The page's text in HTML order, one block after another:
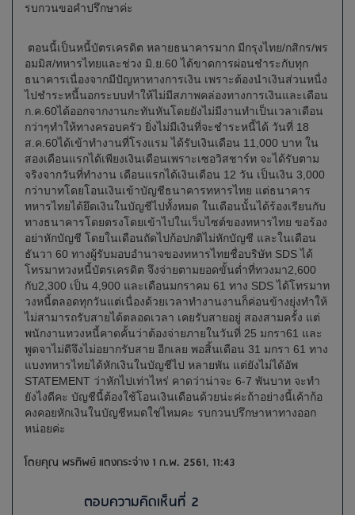
รบกวนขอคำปรึกษาค่ะ
ตอนนี้เป็นหนี้บัตรเครดิต หลายธนาคารมาก มีกรุงไทย/กสิกร/พร
อมมิส/ทหารไทยและช่วง มิ.ย.60 ได้ขาดการผ่อนชำระกับทุก
ธนาคารเนื่องจากมีปัญหาทางการเงิน เพราะต้องนำเงินส่วนหนื่ง
ไปชำระหนี้นอกระบบทำให้ไม่มีสภาพคล่องทางการเงินและเดือน
ก.ค.60ได้ออกจากงานกะทันหันโดยยังไม่มีงานทำเป็นเวลาเดือน
กว่าๆทำให้ทางครอบครัว ยิ่งไม่มีเงินที่จะชำระหนี้ได้ วันที่ 18
ส.ค.60ได้เข้าทำงานที่โรงแรม ได้รับเงินเดือน 11,000 บาท ใน
สองเดือนแรกได้เพียงเงินเดือนเพราะเซอวิสชาร์ท จะได้รับตาม
จริงจากวันที่ทำงาน เดือนแรกได้เงินเดือน 12 วัน เป็นเงิน 3,000
กว่าบาทโดยโอนเงินเข้าบัญชีธนาคารทหารไทย แต่ธนาคาร
ทหารไทยได้ยึดเงินในบัญชีไปทั้งหมด ในเดือนนั้นได้ร้องเรียนกับ
ทางธนาคารโดยตรงโดยเข้าไปในเว็บไซต์ของทหารไทย ขอร้อง
อย่าหักบัญชี โดยในเดือนถัดไปก้อปกติไม่หักบัญชี และในเดือน
ธันวา 60 ทางผู้รับมอบอำนาจของทหารไทยชื่อบริษัท SDS ได้
โทรมาทวงหนี้บัตรเครดิต จึงจ่ายตามยอดขั้นต่ำที่ทวงมา2,600
กับ2,300 เป็น 4,900 และเดือนมกราคม 61 ทาง SDS ได้โทรมาท
วงหนี้ตลอดทุกวันแต่เนื่องด้วยเวลาทำงานงานก็ค่อนข้างยุ่งทำให้
ไม่สามารถรับสายได้ตลอดเวลา เคยรับสายอยู่ สองสามครั้ง แต่
พนักงานทวงหนี้คาดคั้นว่าต้องจ่ายภายในวันที่ 25 มกรา61 และ
พูดจาไม่ดีจึงไม่อยากรับสาย อีกเลย พอสิ้นเดือน 31 มกรา 61 ทาง
แบงทหารไทยได้หักเงินในบัญชีไป หลายพัน แต่ยังไม่ได้อัพ
STATEMENT ว่าหักไปเท่าไหร่ คาดว่าน่าจะ 6-7 พันบาท จะทำ
ยังไงดีคะ บัญชีนี้ต้องใช้โอนเงินเดือนด้วยน่ะค่ะถ้าอย่างนี้เค้าก้อ
คงคอยหักเงินในบัญชีหมดใช่ไหมคะ รบกวนปรึกษาหาทางออก
หน่อยค่ะ
โดยคุณ พรทิพย์ แดงกระจ่าง 1 ก.พ. 2561, 11:43
ตอบความคิดเห็นที่ 2